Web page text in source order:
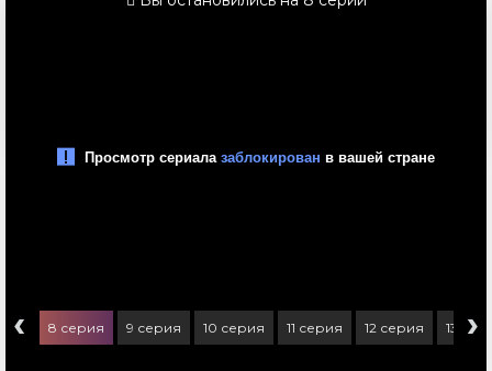
‹ 8 серия 9 серия 10 серия 11 серия 12 серия 13 ›